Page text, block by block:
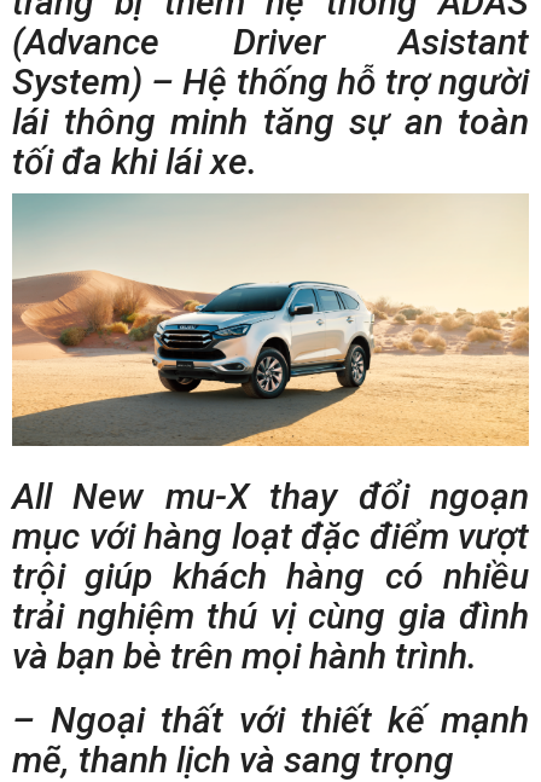
(Advance Driver Asistant
System) – Hệ thống hỗ trợ người
lái thông minh tăng sự an toàn
tối đa khi lái xe.
All New mu-X thay đổi ngoạn
mục với hàng loạt đặc điểm vượt
trội giúp khách hàng có nhiều
trải nghiệm thú vị cùng gia đình
và bạn bè trên mọi hành trình.
– Ngoại thất với thiết kế mạnh
mẽ, thanh lịch và sang trọng